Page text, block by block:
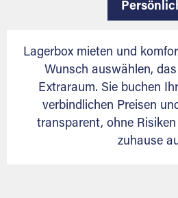
Lagerbox mieten und
Wunsch auswählen,
Extraraum. Sie buchen
verbindlichen Preisen
transparent, ohne
zuhause